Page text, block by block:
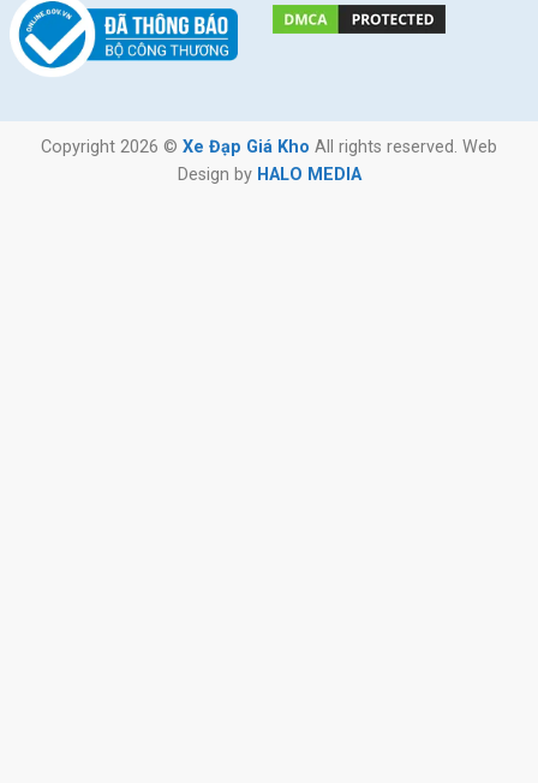
Copyright 2026 © Xe Đạp Giá Kho All rights reserved. Web
Design by HALO MEDIA